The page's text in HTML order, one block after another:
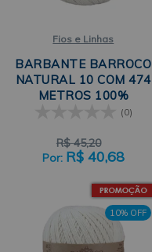
Fios e Linhas
BARBANTE BARROCO
NATURAL 10 COM 474
METROS 100%
ALGODÃO CÍRCULO
(0)
R$ 45,20
R$ 40,68
10% OFF